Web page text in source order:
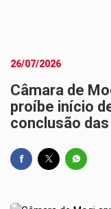
26/07/2026
Câmara de
proíbe início
conclusão